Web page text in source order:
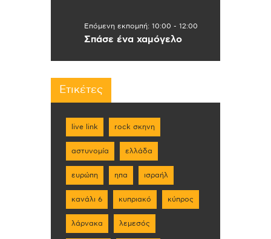
Επόμενη εκπομπή: 10:00 - 12:00
Σπάσε ένα χαμόγελο
Ετικέτες
live link rock σκηνη
αστυνομία ελλάδα
ευρώπη ηπα ισραήλ
κανάλι 6 κυπριακό κύπρος
λάρνακα λεμεσός